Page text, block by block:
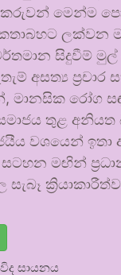
මෙන්ම
ලක්වන
සිදුවීම්
අසත්‍ය
මානසික රෝග
තුළ
වශයෙන් ඉතා
මඟින්
සායනය